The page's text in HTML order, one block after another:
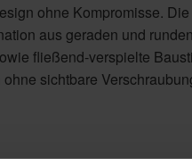
ohne Kompromisse.
aus geraden und
fließend-verspielte
sichtbare